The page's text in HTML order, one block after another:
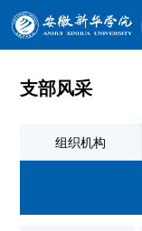
支部风采
组织机构